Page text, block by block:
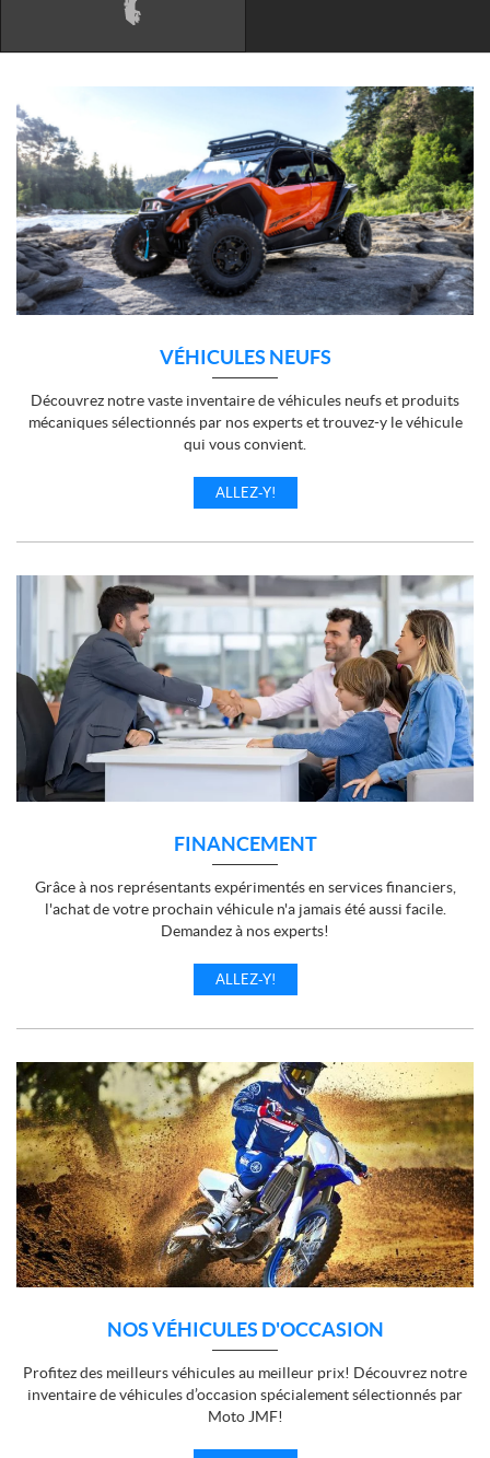
VÉHICULES NEUFS
Découvrez notre vaste inventaire de véhicules neufs et produits
mécaniques sélectionnés par nos experts et trouvez-y le véhicule
qui vous convient.
ALLEZ-Y!
FINANCEMENT
Grâce à nos représentants expérimentés en services financiers,
l'achat de votre prochain véhicule n'a jamais été aussi facile.
Demandez à nos experts!
ALLEZ-Y!
NOS VÉHICULES D'OCCASION
Profitez des meilleurs véhicules au meilleur prix! Découvrez notre
inventaire de véhicules d’occasion spécialement sélectionnés par
Moto JMF!